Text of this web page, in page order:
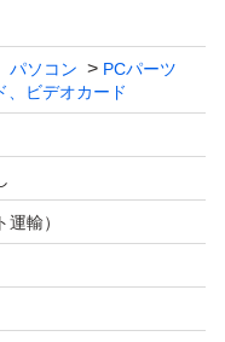
パソコン
PCパーツ
、ビデオカード
輸）